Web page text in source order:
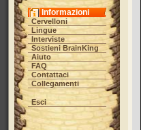
Informazioni
Cervelloni
Lingue
Interviste
Sostieni BrainKing
Aiuto
FAQ
Contattaci
Collegamenti
Esci